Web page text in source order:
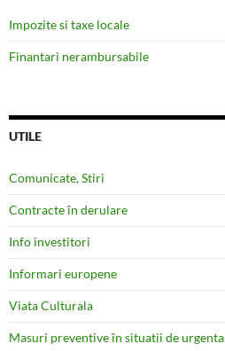
Impozite si taxe locale
Finantari nerambursabile
UTILE
Comunicate, Stiri
Contracte în derulare
Info investitori
Informari europene
Viata Culturala
Masuri preventive în situatii de urgenta